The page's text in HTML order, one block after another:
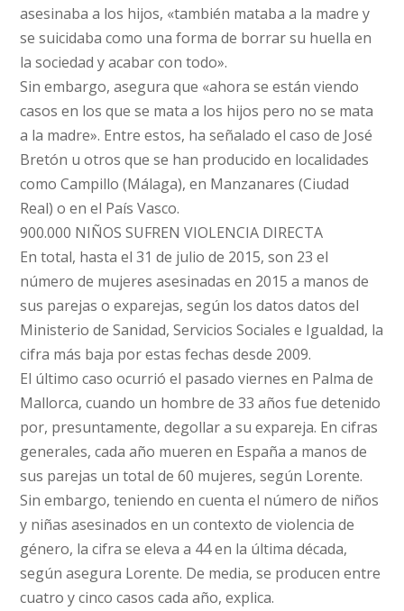
asesinaba a los hijos, «también mataba a la madre y
se suicidaba como una forma de borrar su huella en
la sociedad y acabar con todo».
Sin embargo, asegura que «ahora se están viendo
casos en los que se mata a los hijos pero no se mata
a la madre». Entre estos, ha señalado el caso de José
Bretón u otros que se han producido en localidades
como Campillo (Málaga), en Manzanares (Ciudad
Real) o en el País Vasco.
900.000 NIÑOS SUFREN VIOLENCIA DIRECTA
En total, hasta el 31 de julio de 2015, son 23 el
número de mujeres asesinadas en 2015 a manos de
sus parejas o exparejas, según los datos datos del
Ministerio de Sanidad, Servicios Sociales e Igualdad, la
cifra más baja por estas fechas desde 2009.
El último caso ocurrió el pasado viernes en Palma de
Mallorca, cuando un hombre de 33 años fue detenido
por, presuntamente, degollar a su expareja. En cifras
generales, cada año mueren en España a manos de
sus parejas un total de 60 mujeres, según Lorente.
Sin embargo, teniendo en cuenta el número de niños
y niñas asesinados en un contexto de violencia de
género, la cifra se eleva a 44 en la última década,
según asegura Lorente. De media, se producen entre
cuatro y cinco casos cada año, explica.